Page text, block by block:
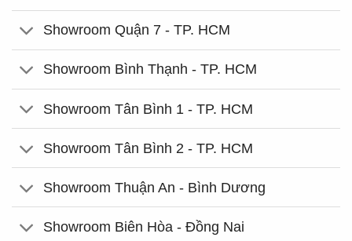
Showroom Quận 7 - TP. HCM
Showroom Bình Thạnh - TP. HCM
Showroom Tân Bình 1 - TP. HCM
Showroom Tân Bình 2 - TP. HCM
Showroom Thuận An - Bình Dương
Showroom Biên Hòa - Đồng Nai